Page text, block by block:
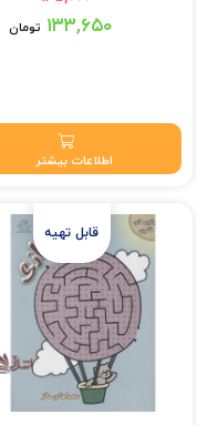
قیمت اصلی: ۱۳۵,۰۰۰ تومان بود.۱۳۳,۶۵۰ تومان
اطلاعات بیشتر